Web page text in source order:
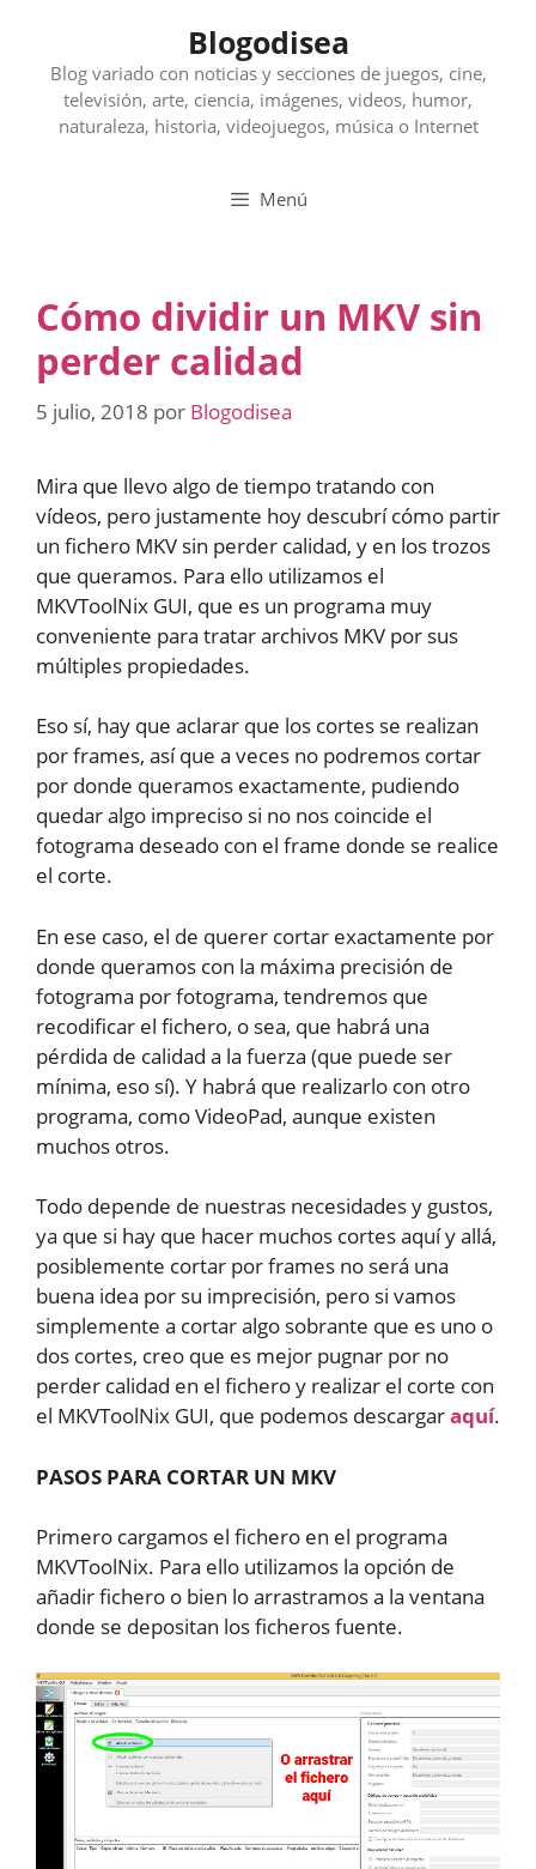
contenido
Blogodisea
Blog variado con noticias y secciones de juegos, cine,
televisión, arte, ciencia, imágenes, videos, humor,
naturaleza, historia, videojuegos, música o Internet
Menú
Cómo dividir un MKV sin
perder calidad
5 julio, 2018 por Blogodisea
Mira que llevo algo de tiempo tratando con
vídeos, pero justamente hoy descubrí cómo partir
un fichero MKV sin perder calidad, y en los trozos
que queramos. Para ello utilizamos el
MKVToolNix GUI, que es un programa muy
conveniente para tratar archivos MKV por sus
múltiples propiedades.
Eso sí, hay que aclarar que los cortes se realizan
por frames, así que a veces no podremos cortar
por donde queramos exactamente, pudiendo
quedar algo impreciso si no nos coincide el
fotograma deseado con el frame donde se realice
el corte.
En ese caso, el de querer cortar exactamente por
donde queramos con la máxima precisión de
fotograma por fotograma, tendremos que
recodificar el fichero, o sea, que habrá una
pérdida de calidad a la fuerza (que puede ser
mínima, eso sí). Y habrá que realizarlo con otro
programa, como VideoPad, aunque existen
muchos otros.
Todo depende de nuestras necesidades y gustos,
ya que si hay que hacer muchos cortes aquí y allá,
posiblemente cortar por frames no será una
buena idea por su imprecisión, pero si vamos
simplemente a cortar algo sobrante que es uno o
dos cortes, creo que es mejor pugnar por no
perder calidad en el fichero y realizar el corte con
el MKVToolNix GUI, que podemos descargaraquí.
PASOS PARA CORTAR UN MKV
Primero cargamos el fichero en el programa
MKVToolNix. Para ello utilizamos la opción de
añadir fichero o bien lo arrastramos a la ventana
donde se depositan los ficheros fuente.